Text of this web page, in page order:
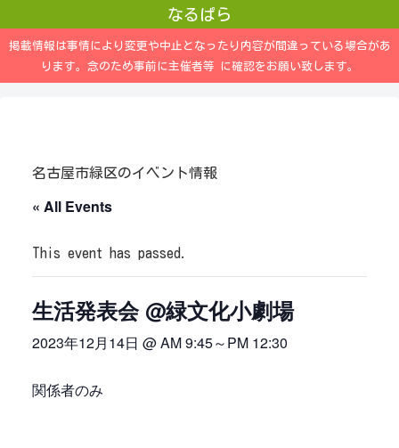
なるぱら
掲載情報は事情により変更や中止となったり内容が間違っている場合があ
ります。念のため事前に主催者等 に確認をお願い致します。
名古屋市緑区のイベント情報
« All Events
This event has passed.
生活発表会 @緑文化小劇場
2023年12月14日 @ AM 9:45～PM 12:30
関係者のみ